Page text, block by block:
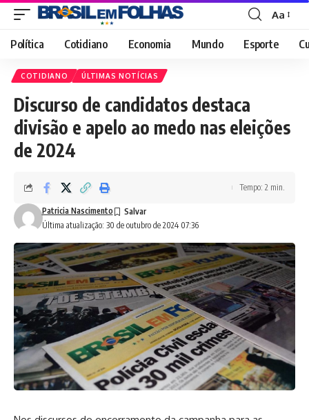
Font
Resizer
Aa
Política Cotidiano Economia Mundo Esporte
COTIDIANO ÚLTIMAS NOTÍCIAS
Discurso de candidatos destaca
divisão e apelo ao medo nas eleições
de 2024
Última atualização: 30 de outubro de 2024 07:36
Patricia Nascimento
Tempo: 2 min.